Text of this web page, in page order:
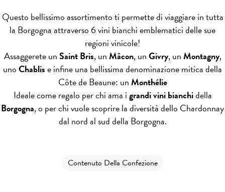
Questo bellissimo assortimento ti permette di viaggiare in tutta
la Borgogna attraverso 6 vini bianchi emblematici delle sue
regioni vinicole!
Assaggerete unSaint Bris, unMâcon, unGivry, unMontagny,
unoChablise infine una bellissima denominazione mitica della
Côte de Beaune: unMonthélie
Ideale come regalo per chi ama igrandi vini bianchidella
Borgogna, o per chi vuole scoprire la diversità dello Chardonnay
dal nord al sud della Borgogna.
Contenuto Della Confezione